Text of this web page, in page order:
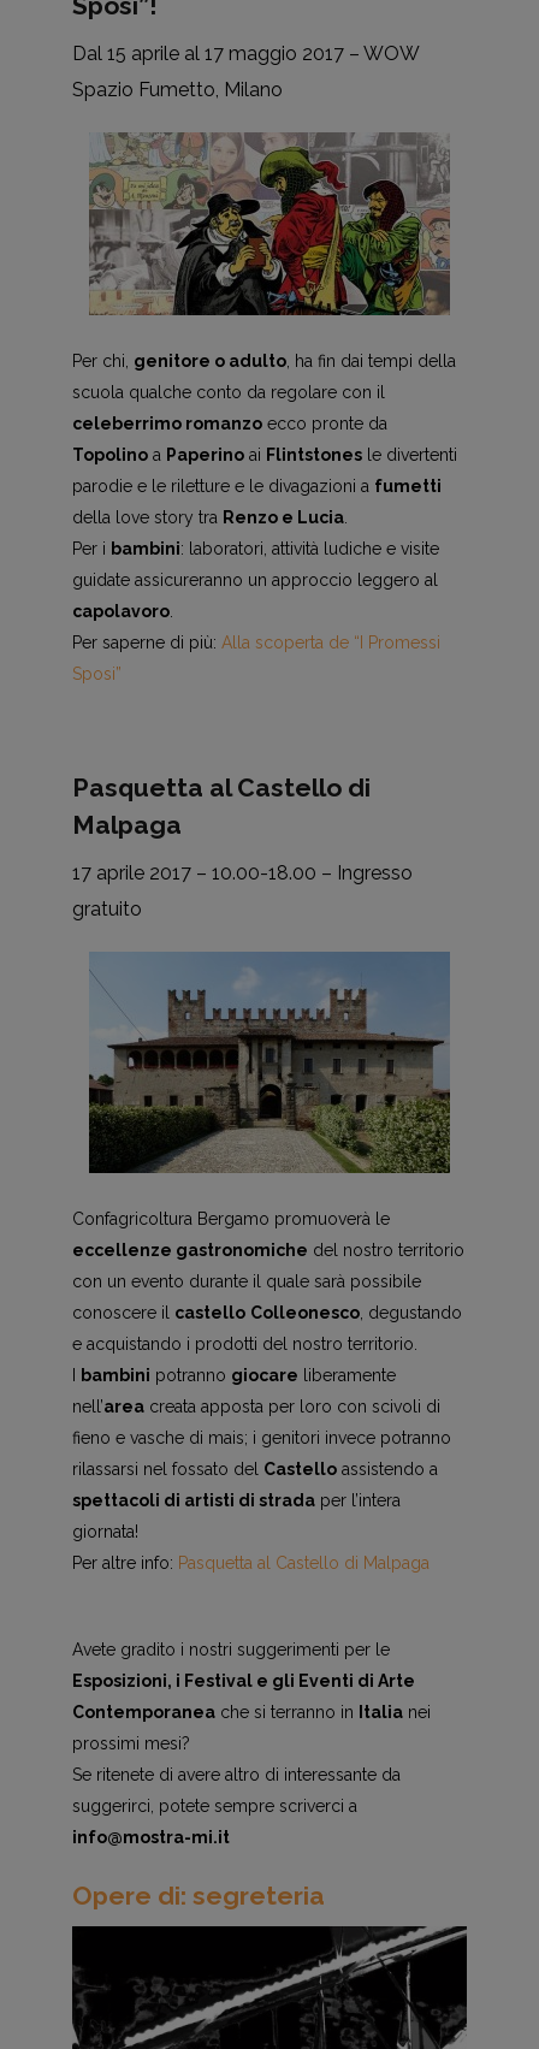
Dal 15 aprile al 17 maggio 2017 – WOW
Spazio Fumetto, Milano
Per chi, genitore o adulto, ha fin dai tempi della
scuola qualche conto da regolare con il
celeberrimo romanzoecco pronte da
Topolinoa Paperinoai Flintstonesle divertenti
parodie e le riletture e le divagazioni a fumetti
della love story tra Renzo e Lucia.
Per i bambini: laboratori, attività ludiche e visite
guidate assicureranno un approccio leggero al
capolavoro.
Per saperne di più: Alla scoperta de “I Promessi
Sposi”
Pasquetta al Castello di
Malpaga
17 aprile 2017 – 10.00-18.00 – Ingresso
gratuito
Confagricoltura Bergamo promuoverà le
eccellenze gastronomiche del nostro territorio
con un evento durante il quale sarà possibile
conoscere il castello Colleonesco, degustando
e acquistando i prodotti del nostro territorio.
bambini potranno giocare liberamente
nell’areacreata apposta per loro con scivoli di
fieno e vasche di mais; i genitori invece potranno
rilassarsi nel fossato del Castelloassistendo a
spettacoli di artisti di stradaper l’intera
giornata!
Per altre info: Pasquetta al Castello di Malpaga
Avete gradito i nostri suggerimenti per le
Esposizioni, i Festival e gli Eventi di Arte
Contemporaneache si terranno in Italianei
prossimi mesi?
Se ritenete di avere altro di interessante da
suggerirci, potete sempre scriverci a
info@mostra-mi.it
Opere di: segreteria